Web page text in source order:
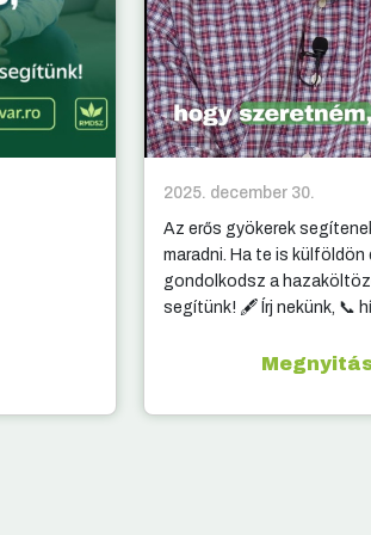
2025. december 30.
Az erős gyökerek
maradni. Ha te is külföldön
gondolkodsz a
segítünk! 🖋️ Írj nekünk, 📞